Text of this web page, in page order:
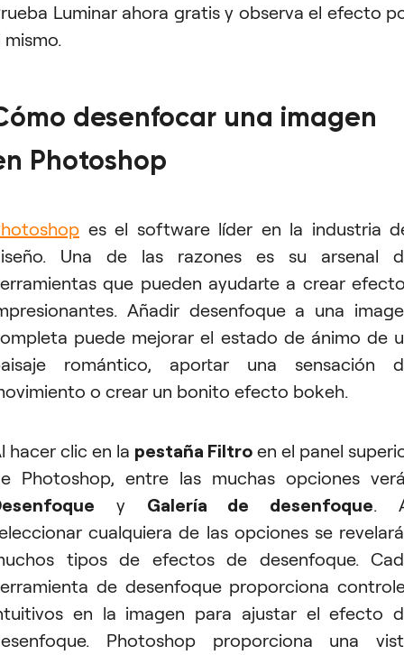
Luminar ahora gratis y observa el efecto
desenfocar una imagen
Photoshop
es el software líder en la industria
Una de las razones es su arsenal
que pueden ayudarte a crear
Añadir desenfoque a una
puede mejorar el estado de ánimo de
romántico, aportar una sensación
o crear un bonito efecto bokeh.
hacer clic en la pestaña Filtro en el panel
Photoshop, entre las muchas opciones
y Galería de desenfoque.
cualquiera de las opciones se
tipos de efectos de desenfoque.
de desenfoque proporciona
en la imagen para ajustar el efecto
Photoshop proporciona una